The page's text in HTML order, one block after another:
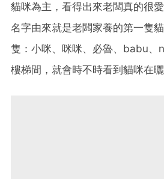
貓咪為主，看得出來老闆真的很
名字由來就是老闆家養的第一隻
隻：小咪、咪咪、必魯、babu、
樓梯間，就會時不時看到貓咪在曬